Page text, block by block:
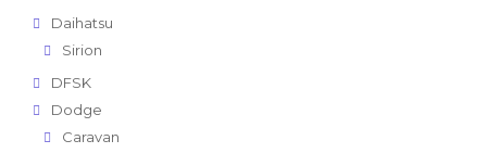
Daihatsu
Sirion
DFSK
Dodge
Caravan